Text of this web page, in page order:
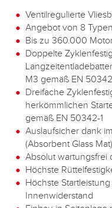
Ventilregulierte
Angebot von 8
Bis zu 360.000
Doppelte
M3 gemäß EN
Dreifache
herkömmlichen
gemäß EN 50342-1
Auslaufsicher dank
(Absorbent Glass Mat)
Absolut wartungsfrei
Höchste
Höchste
Innenwiderstand